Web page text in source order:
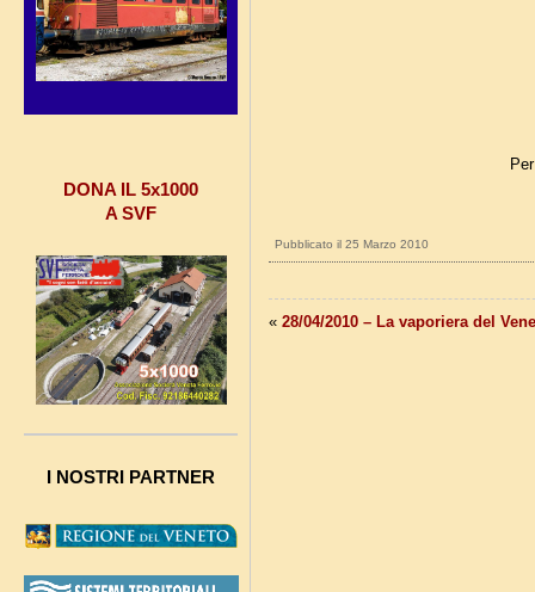
DONA IL 5x1000
A SVF
I NOSTRI PARTNER
Pubblicato il 25 Marzo 2010
« 28/04/2010 – La vaporiera del